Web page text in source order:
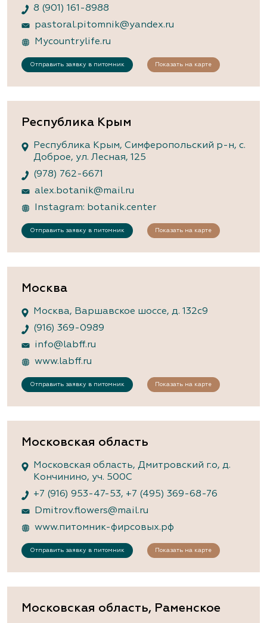
8 (901) 161-8988
pastoral.pitomnik@yandex.ru
Mycountrylife.ru
Отправить заявку в питомник Показать на карте
Республика Крым
Республика Крым, Симферопольский р-н, с.
Доброе, ул. Лесная, 125
(978) 762-6671
alex.botanik@mail.ru
Instagram: botanik.center
Отправить заявку в питомник Показать на карте
Москва
Москва, Варшавское шоссе, д. 132с9
(916) 369-0989
info@labff.ru
www.labff.ru
Отправить заявку в питомник Показать на карте
Московская область
Московская область, Дмитровский г.о, д.
Кончинино, уч. 500С
+7 (916) 953-47-53, +7 (495) 369-68-76
Dmitrov.flowers@mail.ru
www.питомник-фирсовых.рф
Отправить заявку в питомник Показать на карте
Московская область, Раменское